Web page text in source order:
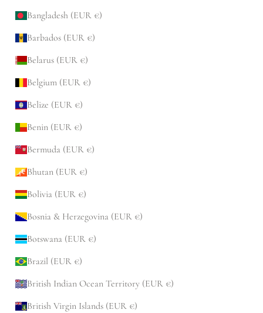
Bangladesh (EUR €)
Barbados (EUR €)
Belarus (EUR €)
Belgium (EUR €)
Belize (EUR €)
Benin (EUR €)
Bermuda (EUR €)
Bhutan (EUR €)
Bolivia (EUR €)
Bosnia & Herzegovina (EUR €)
Botswana (EUR €)
Brazil (EUR €)
British Indian Ocean Territory (EUR €)
British Virgin Islands (EUR €)